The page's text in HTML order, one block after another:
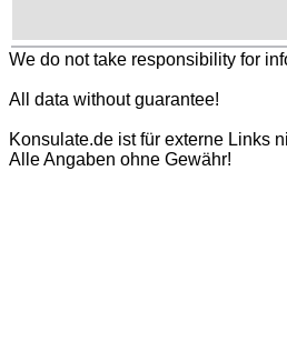
We do not take responsibility for
All data without guarantee!
Konsulate.de ist für externe Links
Alle Angaben ohne Gewähr!